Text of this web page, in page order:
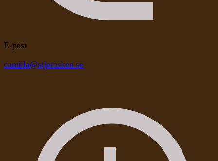
E-post
camilla@stjernsken.se